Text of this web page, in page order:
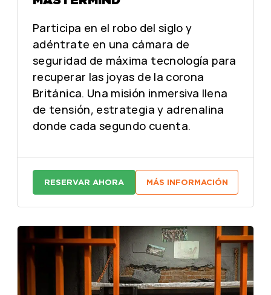
Participa en el robo del siglo y
adéntrate en una cámara de
seguridad de máxima tecnología para
recuperar las joyas de la corona
Británica. Una misión inmersiva llena
de tensión, estrategia y adrenalina
donde cada segundo cuenta.
RESERVAR AHORA
:
M
R
M
I
MÁS INFORMACIÓN
:
M
E
R
M
I
N
D